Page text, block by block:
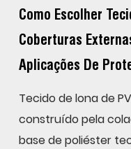
Como Escolher
Coberturas
Aplicações De
Tecido de lona de
construído pela
base de poliéster